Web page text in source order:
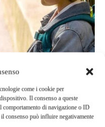
come i cookie per
Il consenso a queste
comportamento di navigazione o ID
consenso può influire negativamente
un marziano che approda
gestualità e codici
relazioni con un piccolo